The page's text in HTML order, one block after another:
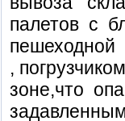
палетов с
пешеходной
,
зоне,что